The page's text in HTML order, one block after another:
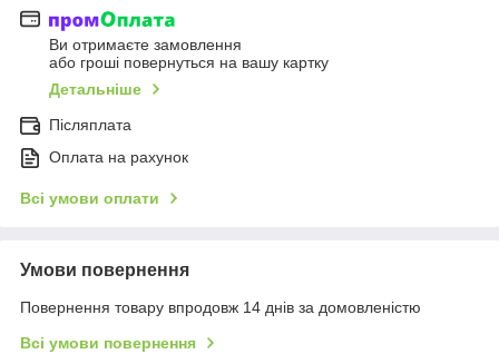
Ви отримаєте замовлення
або гроші повернуться на вашу картку
Детальніше
Післяплата
Оплата на рахунок
Всі умови оплати
Умови повернення
Повернення товару впродовж 14 днів за домовленістю
Всі умови повернення